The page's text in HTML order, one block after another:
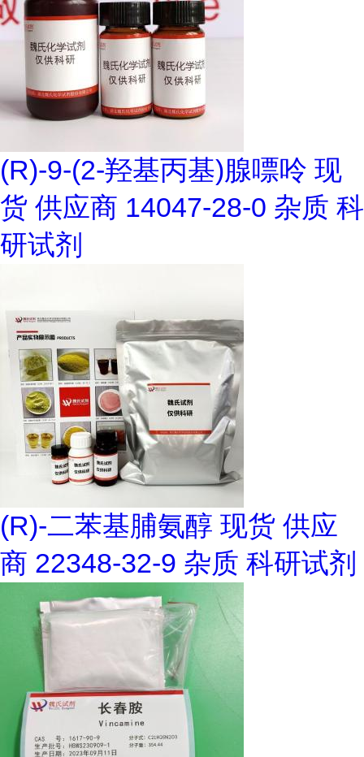
(R)-9-(2-羟基丙基)腺嘌呤 现
货 供应商 14047-28-0 杂质 科
研试剂
(R)-二苯基脯氨醇 现货 供应
商 22348-32-9 杂质 科研试剂